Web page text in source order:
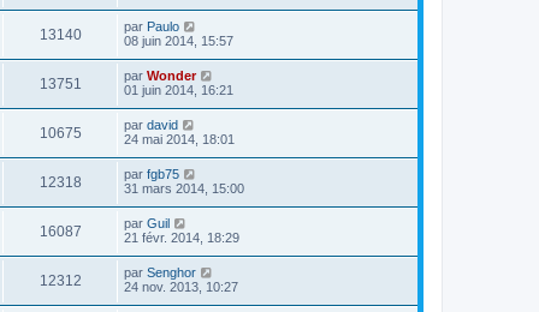
13140 par Paulo
08 juin 2014, 15:57
13751 par Wonder
01 juin 2014, 16:21
10675 par david
24 mai 2014, 18:01
12318 par fgb75
31 mars 2014, 15:00
16087 par Guil
21 févr. 2014, 18:29
12312 par Senghor
24 nov. 2013, 10:27